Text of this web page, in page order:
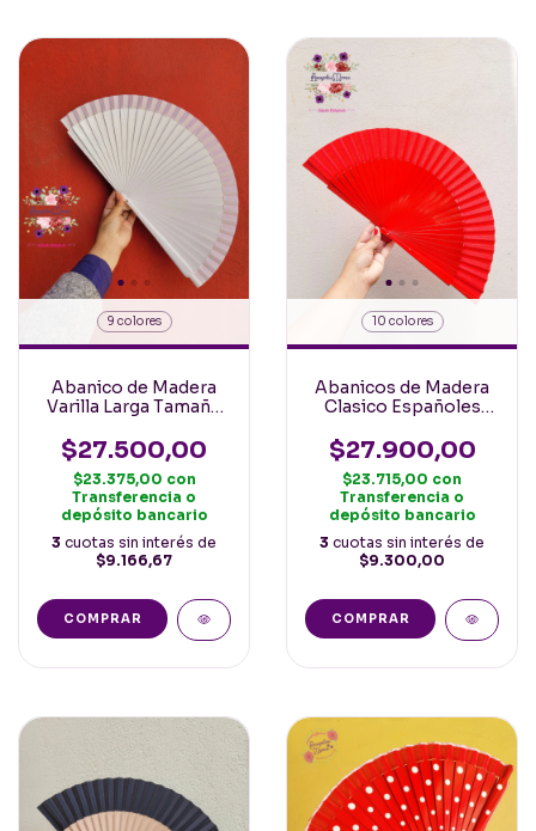
9 colores
Abanico de Madera
Varilla Larga Tamaño
$27.500,00
$23.375,00 con
Transferencia o
depósito bancario
3 cuotas sin interés de
$9.166,67
COMPRAR
10 colores
Abanicos de Madera
Clasico Españoles
$27.900,00
$23.715,00 con
Transferencia o
depósito bancario
3 cuotas sin interés de
$9.300,00
COMPRAR